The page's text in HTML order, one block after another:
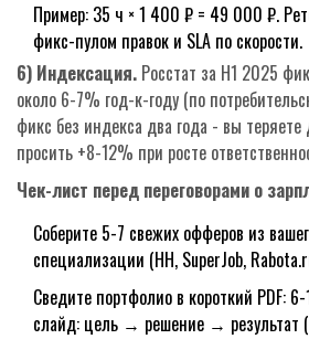
Пример: 35 ч × 1 400 ₽ = 49 000 ₽.
фикс-пулом правок и SLA по скорости.
6) Индексация. Росстат за H1 2025
около 6-7% год-к-году (по
фикс без индекса два года - вы теряете
просить +8-12% при росте
Чек-лист перед переговорами о
Соберите 5-7 свежих офферов из
специализации (HH, SuperJob,
Сведите портфолио в короткий PDF:
слайд: цель → решение → результат